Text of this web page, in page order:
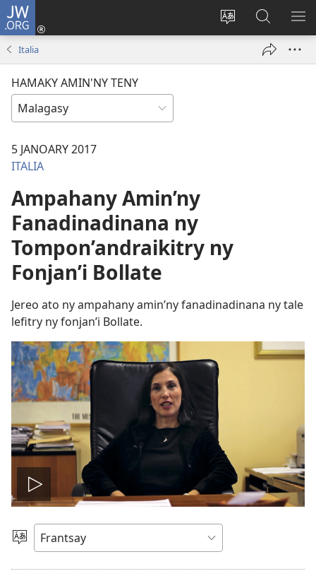
JW.ORG
Hiova
Hiditra
(manokatra
ato
Amin’ny
Italia
HAMAKY AMIN'NY TENY
5 JANOARY 2017
ITALIA
Ampahany Amin’ny
Fanadinadinana ny
Tompon’andraikitry ny
Fonjan’i Bollate
Jereo ato ny ampahany amin’ny fanadinadinana ny tale
lefitry ny fonjan’i Bollate.
Handefa
video
Hifidy
Fiteny